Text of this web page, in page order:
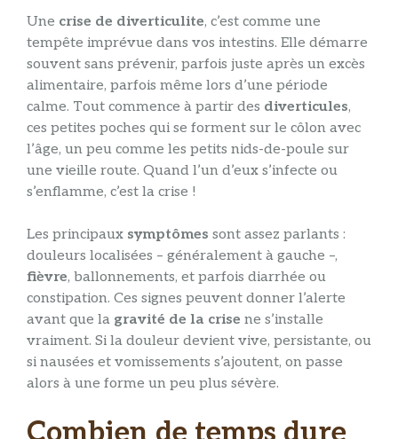
Une crise de diverticulite, c’est comme une
tempête imprévue dans vos intestins. Elle démarre
souvent sans prévenir, parfois juste après un excès
alimentaire, parfois même lors d’une période
calme. Tout commence à partir des diverticules,
ces petites poches qui se forment sur le côlon avec
l’âge, un peu comme les petits nids-de-poule sur
une vieille route. Quand l’un d’eux s’infecte ou
s’enflamme, c’est la crise !
Les principaux symptômes sont assez parlants :
douleurs localisées – généralement à gauche –,
fièvre, ballonnements, et parfois diarrhée ou
constipation. Ces signes peuvent donner l’alerte
avant que la gravité de la crise ne s’installe
vraiment. Si la douleur devient vive, persistante, ou
si nausées et vomissements s’ajoutent, on passe
alors à une forme un peu plus sévère.